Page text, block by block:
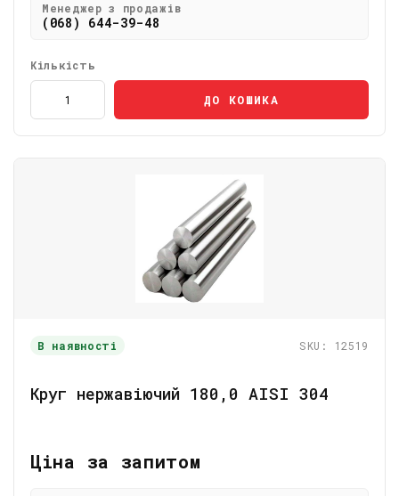
Менеджер з продажів
(068) 644-39-48
Кількість
ДО КОШИКА
В наявності SKU: 12519
Круг нержавіючий 180,0 АІSI 304
Ціна за запитом